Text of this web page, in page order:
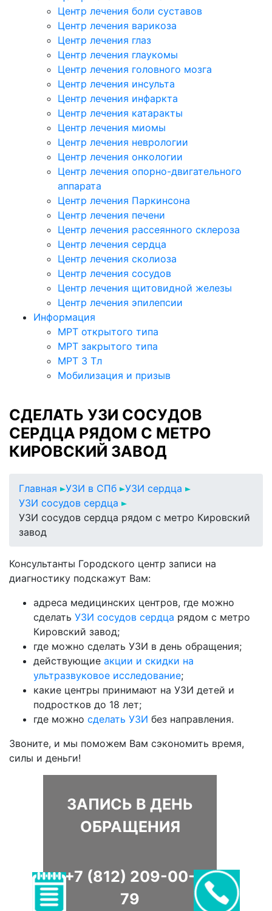
Центр лечения боли суставов
Центр лечения варикоза
Центр лечения глаз
Центр лечения глаукомы
Центр лечения головного мозга
Центр лечения инсульта
Центр лечения инфаркта
Центр лечения катаракты
Центр лечения миомы
Центр лечения неврологии
Центр лечения онкологии
Центр лечения опорно-двигательного
аппарата
Центр лечения Паркинсона
Центр лечения печени
Центр лечения рассеянного склероза
Центр лечения сердца
Центр лечения сколиоза
Центр лечения сосудов
Центр лечения щитовидной железы
Центр лечения эпилепсии
Информация
МРТ открытого типа
МРТ закрытого типа
МРТ 3 Тл
Мобилизация и призыв
СДЕЛАТЬ УЗИ СОСУДОВ
СЕРДЦА РЯДОМ С МЕТРО
КИРОВСКИЙ ЗАВОД
Главная УЗИ в СПб
УЗИ сердца
УЗИ сосудов сердца
УЗИ сосудов сердца рядом с метро Кировский
завод
Консультанты Городского центр записи на
диагностику подскажут Вам:
адреса медицинских центров, где можно
сделать УЗИ сосудов сердца рядом с метро
Кировский завод;
где можно сделать УЗИ в день обращения;
действующие акции и скидки на
ультразвуковое исследование;
какие центры принимают на УЗИ детей и
подростков до 18 лет;
где можно сделать УЗИ без направления.
Звоните, и мы поможем Вам сэкономить время,
силы и деньги!
ЗАПИСЬ В ДЕНЬ
ОБРАЩЕНИЯ
+7 (812) 209-00-
79